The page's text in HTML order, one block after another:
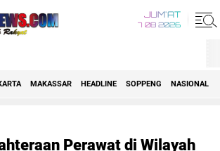
JUM'AT
7 08 2026
MAKASSAR HEADLINE SOPPENG NASIONAL
Perawat di Wilayah